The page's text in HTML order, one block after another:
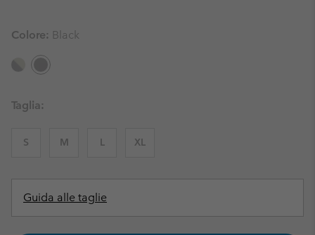
Colore: Black
Taglia:
S M L XL
Guida alle taglie